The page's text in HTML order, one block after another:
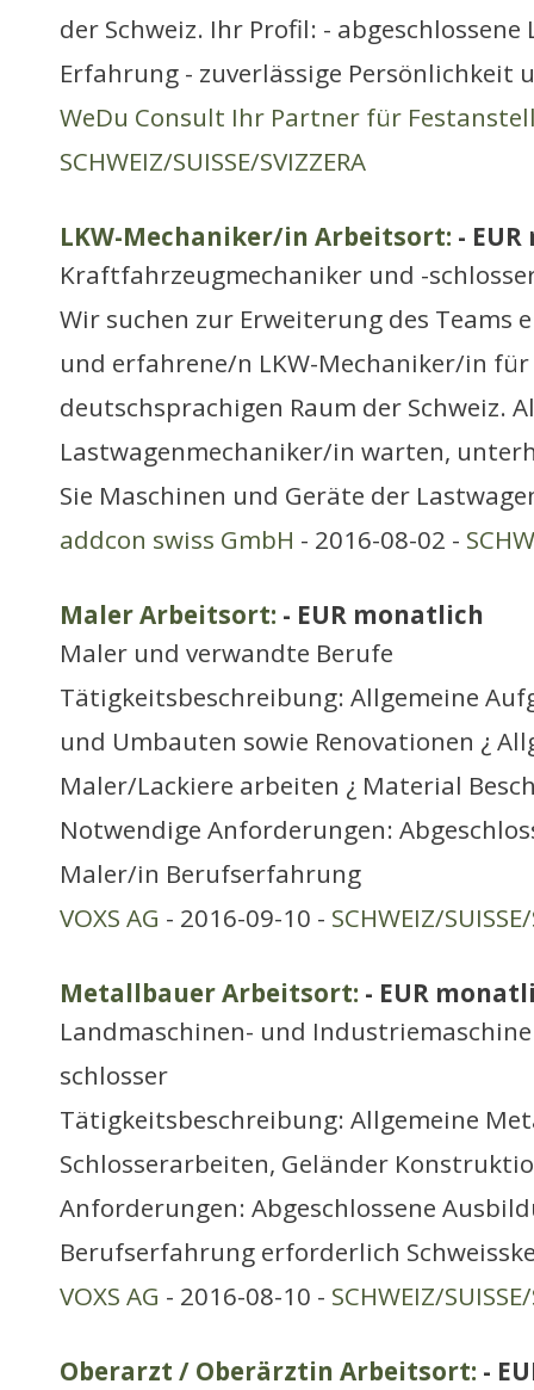
der Schweiz. Ihr Profil: -
Erfahrung - zuverlässige Persönlichkeit
WeDu Consult Ihr Partner für
SCHWEIZ/SUISSE/SVIZZERA
LKW-Mechaniker/in Arbeitsort: -
Kraftfahrzeugmechaniker und -
Wir suchen zur Erweiterung des Teams
und erfahrene/n LKW-Mechaniker/in
deutschsprachigen Raum der Schweiz.
Lastwagenmechaniker/in warten,
Sie Maschinen und Geräte der
addcon swiss GmbH - 2016-08-02 -
Maler Arbeitsort: - EUR monatlich
Maler und verwandte Berufe
Tätigkeitsbeschreibung: Allgemeine
und Umbauten sowie Renovationen ¿
Maler/Lackiere arbeiten ¿ Material
Notwendige Anforderungen:
Maler/in Berufserfahrung
VOXS AG - 2016-09-10 - SCHWEIZ/
Metallbauer Arbeitsort: - EUR
Landmaschinen- und
schlosser
Tätigkeitsbeschreibung: Allgemeine
Schlosserarbeiten, Geländer
Anforderungen: Abgeschlossene
Berufserfahrung erforderlich
VOXS AG - 2016-08-10 - SCHWEIZ/
Oberarzt / Oberärztin Arbeitsort: -